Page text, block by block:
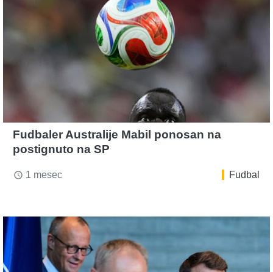
Fudbaler Australije Mabil ponosan na
postignuto na SP
access_time 1 mesec Fudbal